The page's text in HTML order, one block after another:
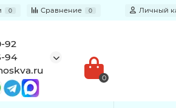
0 Сравнение 0 Личный
92
94
0